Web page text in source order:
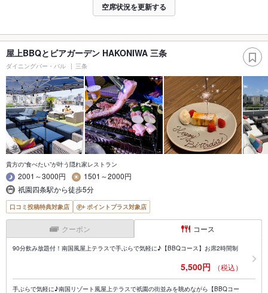
空席状況を更新する
屋上BBQとビアガーデン HAKONIWA 三条
ダイニングバー・バル 三条
貴方の“食べたい”が叶う隠れ家レストラン
2001～3000円
1501～2000円
祇園四条駅から徒歩5分
口コミ投稿特典対象店 ポイントプラス対象店
クーポン コース
90分飲み放題付！南国風屋上テラスで手ぶらで気軽に♪【BBQコース】お席2時間制
5,500円 （税込）
手ぶらで気軽に♪南国リゾート風屋上テラスで祇園の街並みを眺めながら【BBQコー